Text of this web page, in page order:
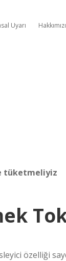
Uyarı
tüketmeliyiz
özelliği